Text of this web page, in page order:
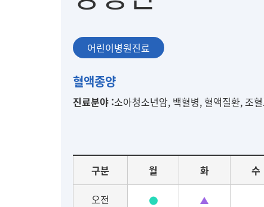
어린이병원진료
어
이
혈액종양
진료분야 :소아청소년암, 백혈병, 혈액질환, 조
별
구분 월 화 수
오전